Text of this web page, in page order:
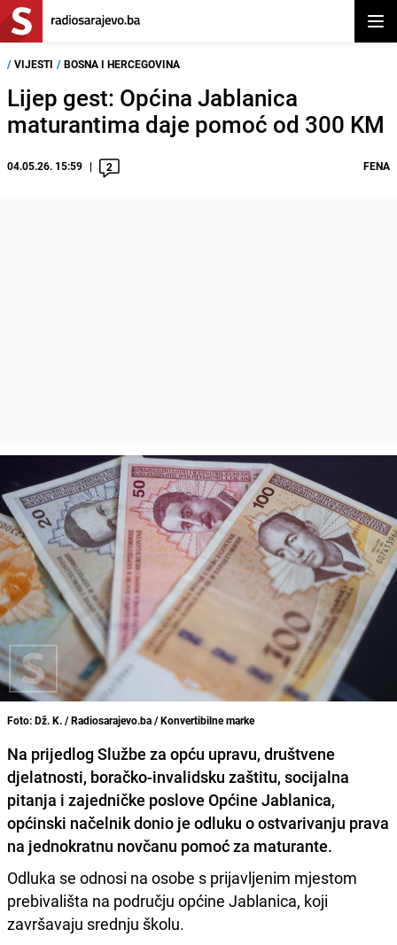
/ VIJESTI / BOSNA I HERCEGOVINA
Lijep gest: Općina Jablanica
maturantima daje pomoć od 300 KM
04.05.26. 15:59 2 FENA
Foto: Dž. K. / Radiosarajevo.ba / Konvertibilne marke
Na prijedlog Službe za opću upravu, društvene
djelatnosti, boračko-invalidsku zaštitu, socijalna
pitanja i zajedničke poslove Općine Jablanica,
općinski načelnik donio je odluku o ostvarivanju prava
na jednokratnu novčanu pomoć za maturante.
Odluka se odnosi na osobe s prijavljenim mjestom
prebivališta na području općine Jablanica, koji
završavaju srednju školu.